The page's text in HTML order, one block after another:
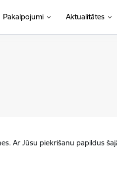
Pakalpojumi Aktualitātes
Ar Jūsu piekrišanu papildus